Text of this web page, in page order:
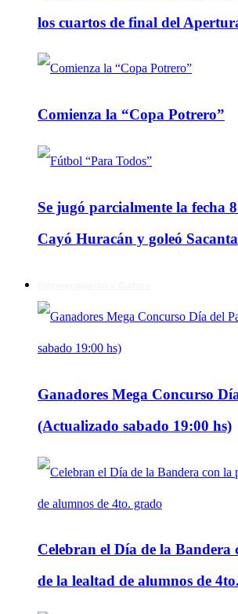
los cuartos de final del
Comienza la “Copa Potrero”
Se jugó parcialmente la fecha
Cayó Huracán y goleó Sacanta
Ganadores Mega Concurso
(Actualizado sabado 19:00 hs)
Celebran el Día de la Bandera
de la lealtad de alumnos de